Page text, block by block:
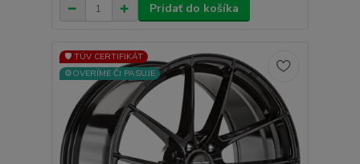
Pridať do košíka
🛡️ TÜV CERTIFIKÁT
⚙️OVERÍME ČI PASUJE